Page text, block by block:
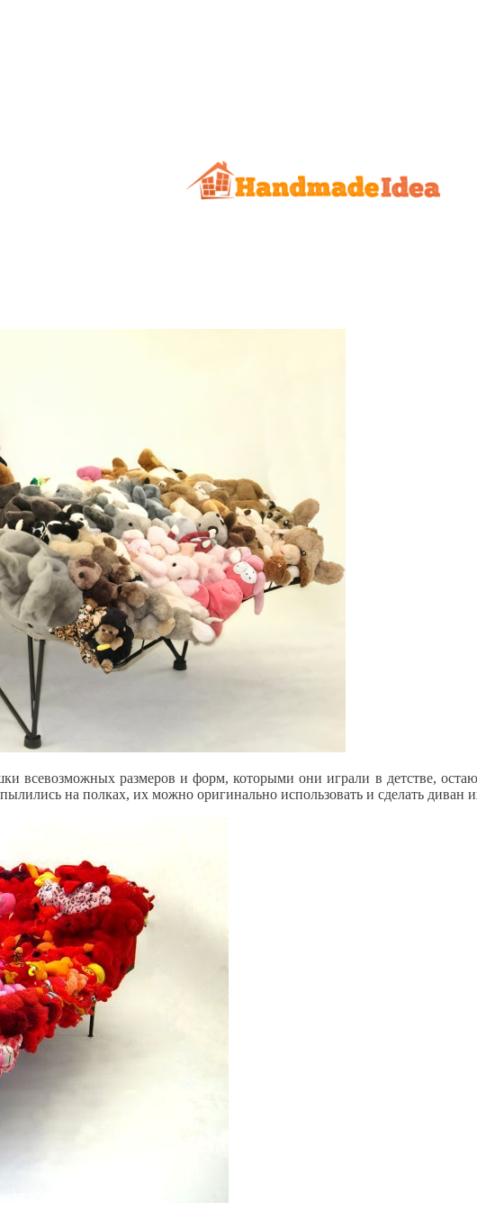
всевозможных размеров и форм, которыми они играли в детстве,
на полках, их можно оригинально использовать и сделать диван